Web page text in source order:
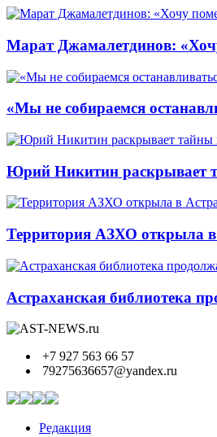
Марат Джамалетдинов:
«Мы не собираемся
Юрий Никитин раскрывает
Территория АЗХО открыла
Астраханская библиотека
+7 927 563 66 57
79275636657@yandex.ru
Редакция